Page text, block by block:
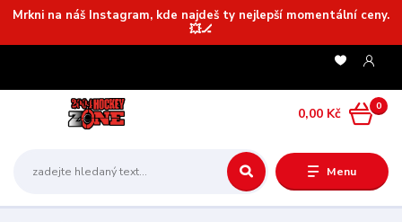
Mrkni na náš Instagram, kde najdeš ty nejlepší momentální ceny.
💥🏒
Menu
0
0,00 Kč